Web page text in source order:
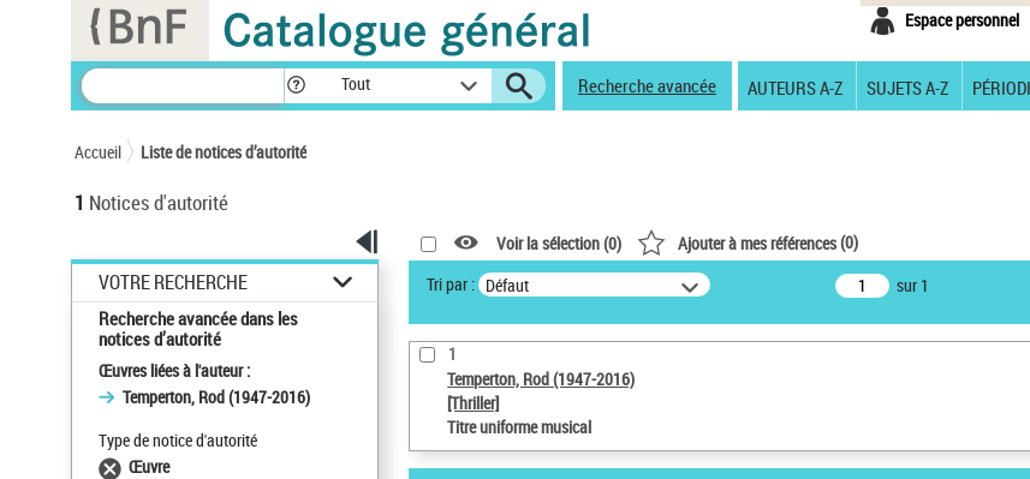
Espace personnel
Tout Recherche avancée AUTEURS A-Z SUJETS A-Z
Accueil Liste de notices d’autorité
1 Notices d'autorité
VOTRE RECHERCHE
Recherche avancée dans les
notices d’autorité
Œuvres liées à l'auteur :
Temperton, Rod (1947-2016)
Type de notice d'autorité
Œuvre
Voir la sélection (0) Ajouter à mes références(0)
Tri par : Défaut sur 1
1
Temperton, Rod (1947-2016)
[Thriller]
Titre uniforme musical
Panneau de gestion des cookies